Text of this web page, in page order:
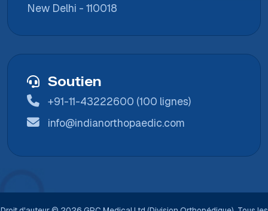
New Delhi - 110018
Soutien
+91-11-43222600 (100 lignes)
info@indianorthopaedic.com